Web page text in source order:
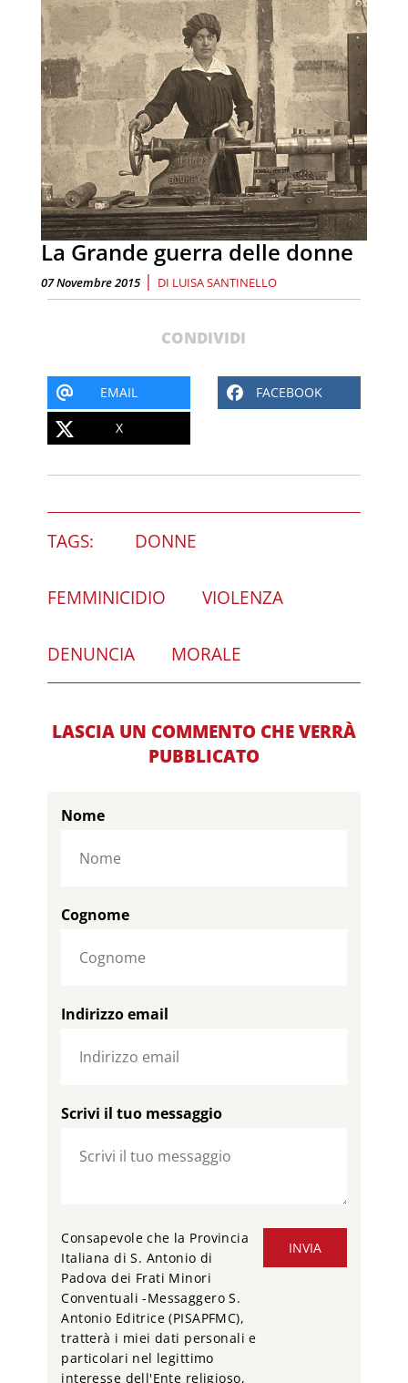
La Grande guerra delle donne
07 Novembre 2015 | DI LUISA SANTINELLO
CONDIVIDI
EMAIL FACEBOOK
X
TAGS: DONNE
FEMMINICIDIO VIOLENZA
DENUNCIA MORALE
LASCIA UN COMMENTO CHE VERRÀ
PUBBLICATO
Nome
Cognome
Indirizzo email
Scrivi il tuo messaggio
INVIA
Consapevole che la Provincia
Italiana di S. Antonio di
Padova dei Frati Minori
Conventuali -Messaggero S.
Antonio Editrice (PISAPFMC),
tratterà i miei dati personali e
particolari nel legittimo
interesse dell'Ente religioso,